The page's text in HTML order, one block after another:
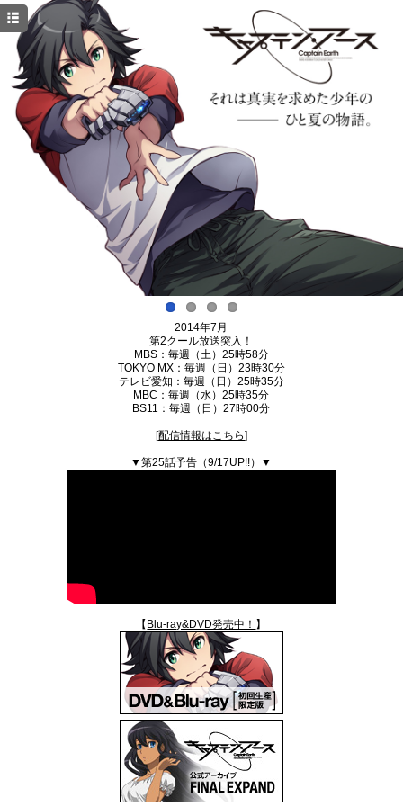
2014年7月
第2クール放送突入！
MBS：毎週（土）25時58分
TOKYO MX：毎週（日）23時30分
テレビ愛知：毎週（日）25時35分
MBC：毎週（水）25時35分
BS11：毎週（日）27時00分
[配信情報はこちら]
▼第25話予告（9/17UP!!）▼
【Blu-ray&DVD発売中！ 】
HOME
NEWS
EVENT
FOREWORD
INTRODUCTION
STAFF & CAST
KEYWORD
CHARACTER
Blu-ray&DVD&CD
TWITTER